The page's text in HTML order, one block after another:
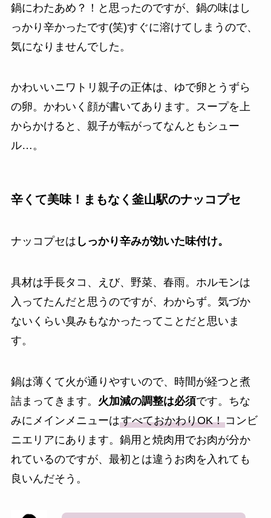
鍋にわたあめ？！と思ったのですが、鍋の味はし
っかり辛かったです(笑)すぐに溶けてしまうので、
気になりませんでした。
かわいいニワトリ親子の正体は、ゆで卵とうずら
の卵。かわいく顔が書いてあります。スープを上
からかけると、親子が転がってなんともシュー
ル…。
辛くて美味！まもなく釜山駅のナッコプセ
ナッコプセは しっかり辛みが効いた味付け。
具材は手長タコ、えび、野菜、春雨。ホルモンは
入ってたんだと思うのですが、わからず。気づか
ないくらい臭みもなかったってことだと思いま
す。
鍋は薄くて火が通りやすいので、時間が経つと煮
詰まってきます。 火加減の調整は必須です。ちな
みにメインメニューはすべておかわりOK！コンビ
ニエリアにあります。鍋用と焼肉用でお肉が分か
れているのですが、最初とは違うお肉を入れても
良いんだそう。